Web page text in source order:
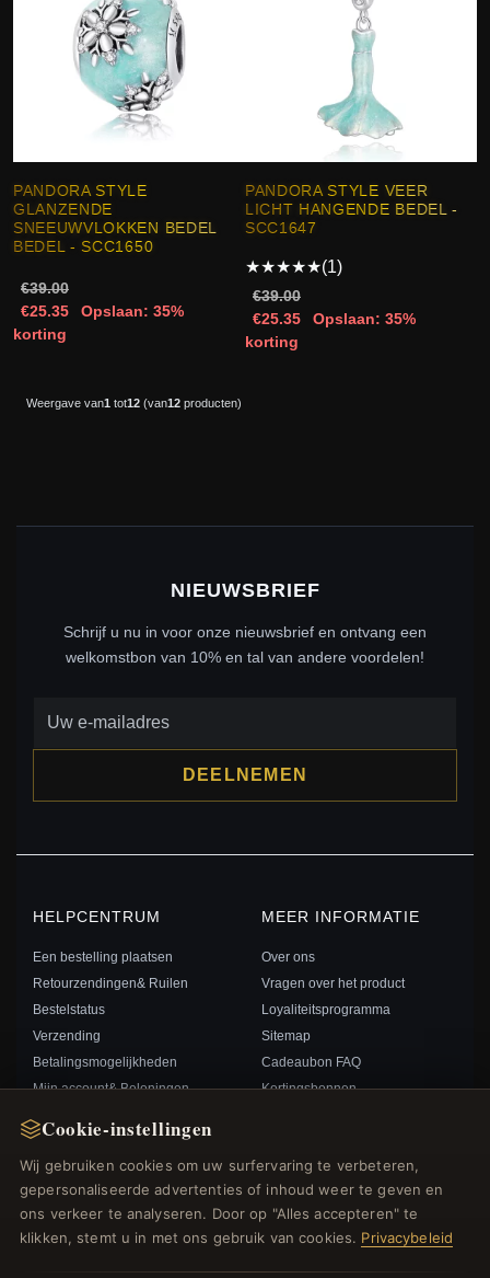
Cookie-instellingen
Wij gebruiken cookies om uw surfervaring te verbeteren,
gepersonaliseerde advertenties of inhoud weer te geven en
ons verkeer te analyseren. Door op "Alles accepteren" te
klikken, stemt u in met ons gebruik van cookies. Privacybeleid
PANDORA STYLE
GLANZENDE
SNEEUWVLOKKEN BEDEL
BEDEL - SCC1650
€39.00
€25.35
Opslaan: 35%
korting
PANDORA STYLE VEER
LICHT HANGENDE BEDEL -
SCC1647
★★★★★(1)
€39.00
€25.35
Opslaan: 35%
korting
Weergave van1 tot12(van12producten)
NIEUWSBRIEF
Schrijf u nu in voor onze nieuwsbrief en ontvang een
welkomstbon van 10% en tal van andere voordelen!
DEELNEMEN
HELPCENTRUM
Een bestelling plaatsen
Retourzendingen& Ruilen
Bestelstatus
Verzending
Betalingsmogelijkheden
Mijn account& Beloningen
MEER INFORMATIE
Over ons
Vragen over het product
Loyaliteitsprogramma
Sitemap
Cadeaubon FAQ
Kortingsbonnen
SNELLE LINKS
Nieuwe producten
Specials
VOLG ONS